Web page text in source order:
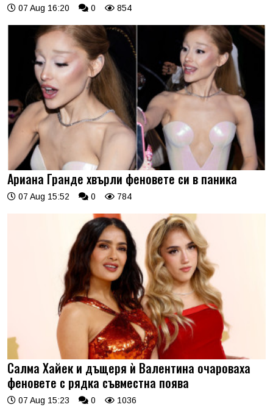
07 Aug 16:20 0 854
Ариана Гранде хвърли феновете си в паника
07 Aug 15:52 0 784
Салма Хайек и дъщеря ѝ Валентина очароваха
феновете с рядка съвместна поява
07 Aug 15:23 0 1036